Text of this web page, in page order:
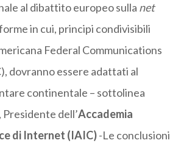
al dibattito europeo sulla net
in cui, principi condivisibili
Federal Communications
dovranno essere adattati al
continentale – sottolinea
dell’Accademia
di Internet (IAIC)-Le conclusioni